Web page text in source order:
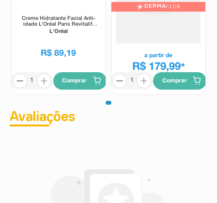
Creme Hidratante Facial Anti-
idade L'Oréal Paris Revitalift
Laser X3 Cicatri Correct FPS25
L'Oréal
R$ 89,19
Comprar
DERMACLUB
a partir de
R$ 179,99*
Comprar
Avaliações